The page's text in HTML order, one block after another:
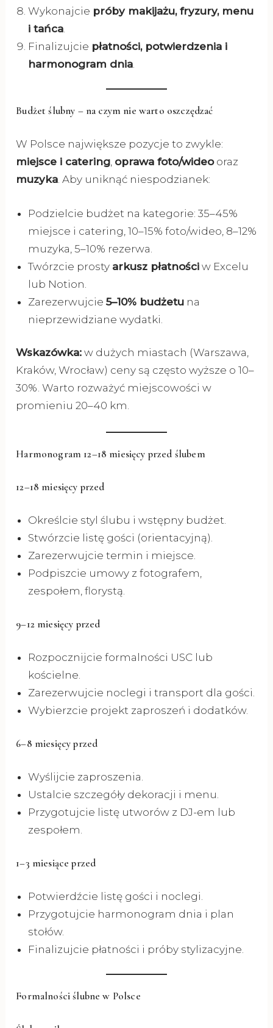
Wykonajcie próby makijażu, fryzury, menu
i tańca
Finalizujcie płatności, potwierdzenia i
harmonogram dnia
Budżet ślubny – na czym nie warto oszczędzać
W Polsce największe pozycje to zwykle:
miejsce i catering oprawa foto/wideooraz
muzyka . Aby uniknąć niespodzianek:
Podzielcie budżet na kategorie: 35–45%
miejsce i catering, 10–15% foto/wideo, 8–12%
muzyka, 5–10% rezerwa.
Twórzcie prosty arkusz płatności w Excelu
lub Notion.
Zarezerwujcie5–10% budżetu na
nieprzewidziane wydatki.
Wskazówka: w dużych miastach (Warszawa,
Kraków, Wrocław) ceny są często wyższe o 10–
30%. Warto rozważyć miejscowości w
promieniu 20–40 km.
Harmonogram 12–18 miesięcy przed ślubem
12–18 miesięcy przed
Określcie styl ślubu i wstępny budżet.
Stwórzcie listę gości (orientacyjną).
Zarezerwujcie termin i miejsce.
Podpiszcie umowy z fotografem,
zespołem, florystą.
9–12 miesięcy przed
Rozpocznijcie formalności USC lub
kościelne.
Zarezerwujcie noclegi i transport dla gości.
Wybierzcie projekt zaproszeń i dodatków.
6–8 miesięcy przed
Wyślijcie zaproszenia.
Ustalcie szczegóły dekoracji i menu.
Przygotujcie listę utworów z DJ-em lub
zespołem.
1–3 miesiące przed
Potwierdźcie listę gości i noclegi.
Przygotujcie harmonogram dnia i plan
stołów.
Finalizujcie płatności i próby stylizacyjne.
Formalności ślubne w Polsce